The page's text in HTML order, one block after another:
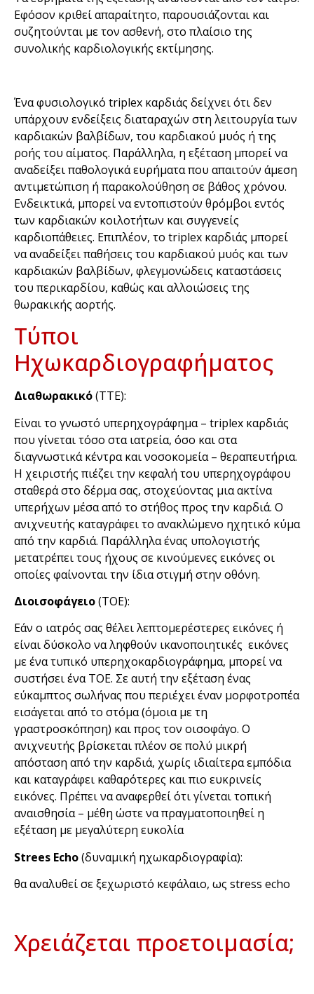
Εφόσον κριθεί απαραίτητο, παρουσιάζονται και
συζητούνται με τον ασθενή, στο πλαίσιο της
συνολικής καρδιολογικής εκτίμησης.
Ένα φυσιολογικό triplex καρδιάς δείχνει ότι δεν
υπάρχουν ενδείξεις διαταραχών στη λειτουργία των
καρδιακών βαλβίδων, του καρδιακού μυός ή της
ροής του αίματος. Παράλληλα, η εξέταση μπορεί να
αναδείξει παθολογικά ευρήματα που απαιτούν άμεση
αντιμετώπιση ή παρακολούθηση σε βάθος χρόνου.
Ενδεικτικά, μπορεί να εντοπιστούν θρόμβοι εντός
των καρδιακών κοιλοτήτων και συγγενείς
καρδιοπάθειες. Επιπλέον, το triplex καρδιάς μπορεί
να αναδείξει παθήσεις του καρδιακού μυός και των
καρδιακών βαλβίδων, φλεγμονώδεις καταστάσεις
του περικαρδίου, καθώς και αλλοιώσεις της
θωρακικής αορτής.
Τύποι
Ηχωκαρδιογραφήματος
Διαθωρακικό(ΤΤΕ):
Είναι το γνωστό υπερηχογράφημα – triplex καρδιάς
που γίνεται τόσο στα ιατρεία, όσο και στα
διαγνωστικά κέντρα και νοσοκομεία – θεραπευτήρια.
Η χειριστής πιέζει την κεφαλή του υπερηχογράφου
σταθερά στο δέρμα σας, στοχεύοντας μια ακτίνα
υπερήχων μέσα από το στήθος προς την καρδιά. Ο
ανιχνευτής καταγράφει το ανακλώμενο ηχητικό κύμα
από την καρδιά. Παράλληλα ένας υπολογιστής
μετατρέπει τους ήχους σε κινούμενες εικόνες οι
οποίες φαίνονται την ίδια στιγμή στην οθόνη.
Διοισοφάγειο(ΤΟΕ):
Εάν ο ιατρός σας θέλει λεπτομερέστερες εικόνες ή
είναι δύσκολο να ληφθούν ικανοποιητικές εικόνες
με ένα τυπικό υπερηχοκαρδιογράφημα, μπορεί να
συστήσει ένα ΤΟΕ. Σε αυτή την εξέταση ένας
εύκαμπτος σωλήνας που περιέχει έναν μορφοτροπέα
εισάγεται από το στόμα (όμοια με τη
γραστροσκόπηση) και προς τον οισοφάγο. Ο
ανιχνευτής βρίσκεται πλέον σε πολύ μικρή
απόσταση από την καρδιά, χωρίς ιδιαίτερα εμπόδια
και καταγράφει καθαρότερες και πιο ευκρινείς
εικόνες. Πρέπει να αναφερθεί ότι γίνεται τοπική
αναισθησία – μέθη ώστε να πραγματοποιηθεί η
εξέταση με μεγαλύτερη ευκολία
Strees Echo(δυναμική ηχωκαρδιογραφία):
θα αναλυθεί σε ξεχωριστό κεφάλαιο, ως stress echo
Χρειάζεται προετοιμασία;